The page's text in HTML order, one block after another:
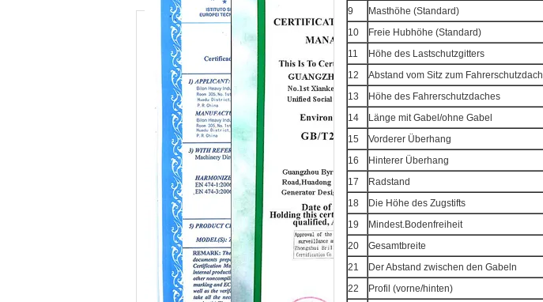
9
Masthöhe (Standard)
10
Freie Hubhöhe (Standard)
11
Höhe des Lastschutzgitters
12
Abstand vom Sitz zum Fahrerschutzdach
13
Höhe des Fahrerschutzdaches
14
Länge mit Gabel/ohne Gabel
15
Vorderer Überhang
16
Hinterer Überhang
17
Radstand
18
Die Höhe des Zugstifts
19
Mindest.Bodenfreiheit
20
Gesamtbreite
21
Der Abstand zwischen den Gabeln
22
Profil (vorne/hinten)